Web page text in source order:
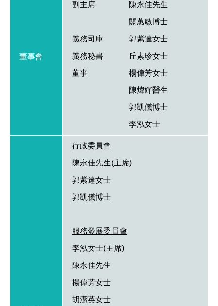
董事會
副主席 陳永佳先生
關蕙敏博士
義務司庫 郭紫達女士
義務秘書 丘素珍女士
董事 楊偉芳女士
陳煒嬋醫生
郭凱儀博士
李泓女士
行政委員會
陳永佳先生(主席)
郭紫達女士
郭凱儀博士
服務發展委員會
李泓女士(主席)
陳永佳先生
楊偉芳女士
胡潔英女士